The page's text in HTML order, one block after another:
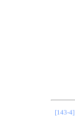
[143-4]